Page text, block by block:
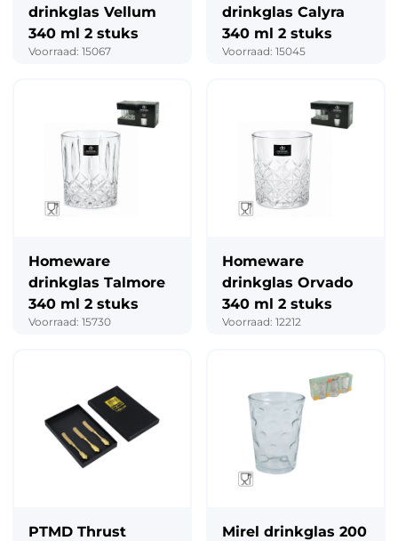
drinkglas Vellum
340 ml 2 stuks
Voorraad: 15067
drinkglas Calyra
340 ml 2 stuks
Voorraad: 15045
Homeware
drinkglas Talmore
340 ml 2 stuks
Voorraad: 15730
Homeware
drinkglas Orvado
340 ml 2 stuks
Voorraad: 12212
PTMD Thrust Mirel drinkglas 200